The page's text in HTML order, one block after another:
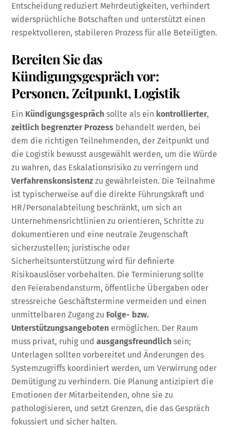
Entscheidung reduziert Mehrdeutigkeiten, verhindert
widersprüchliche Botschaften und unterstützt einen
respektvolleren, stabileren Prozess für alle Beteiligten.
Bereiten Sie das
Kündigungsgespräch vor:
Personen, Zeitpunkt, Logistik
Ein Kündigungsgespräch sollte als ein kontrollierter,
zeitlich begrenzter Prozess behandelt werden, bei
dem die richtigen Teilnehmenden, der Zeitpunkt und
die Logistik bewusst ausgewählt werden, um die Würde
zu wahren, das Eskalationsrisiko zu verringern und
Verfahrenskonsistenz zu gewährleisten. Die Teilnahme
ist typischerweise auf die direkte Führungskraft und
HR/Personalabteilung beschränkt, um sich an
Unternehmensrichtlinien zu orientieren, Schritte zu
dokumentieren und eine neutrale Zeugenschaft
sicherzustellen; juristische oder
Sicherheitsunterstützung wird für definierte
Risikoauslöser vorbehalten. Die Terminierung sollte
den Feierabendansturm, öffentliche Übergaben oder
stressreiche Geschäftstermine vermeiden und einen
unmittelbaren Zugang zu Folge- bzw.
Unterstützungsangeboten ermöglichen. Der Raum
muss privat, ruhig undausgangsfreundlich sein;
Unterlagen sollten vorbereitet und Änderungen des
Systemzugriffs koordiniert werden, um Verwirrung oder
Demütigung zu verhindern. Die Planung antizipiert die
Emotionen der Mitarbeitenden, ohne sie zu
pathologisieren, und setzt Grenzen, die das Gespräch
fokussiert und sicher halten.